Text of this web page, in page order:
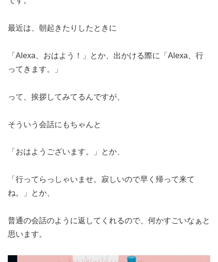
最近は、朝起きたりしたときに
「Alexa、おはよう！」とか、出かける際に「Alexa、行
ってきます。」
って、挨拶してみてるんですが、
そういう会話にもちゃんと
「おはようございます。」とか、
「行ってらっしゃいませ。寂しいので早く帰って来て
ね。」とか、
普通の会話のように返してくれるので、何かすごいなぁと
思います。